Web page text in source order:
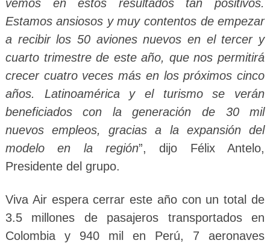
vemos en estos resultados tan positivos.
Estamos ansiosos y muy contentos de empezar
a recibir los 50 aviones nuevos en el tercer y
cuarto trimestre de este año, que nos permitirá
crecer cuatro veces más en los próximos cinco
años. Latinoamérica y el turismo se verán
beneficiados con la generación de 30 mil
nuevos empleos, gracias a la expansión del
modelo en la región”, dijo Félix Antelo,
Presidente del grupo.
Viva Air espera cerrar este año con un total de
3.5 millones de pasajeros transportados en
Colombia y 940 mil en Perú, 7 aeronaves